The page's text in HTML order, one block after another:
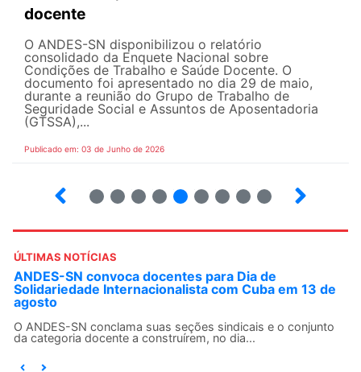
docente
O ANDES-SN disponibilizou o relatório
consolidado da Enquete Nacional sobre
Condições de Trabalho e Saúde Docente. O
documento foi apresentado no dia 29 de maio,
durante a reunião do Grupo de Trabalho de
Seguridade Social e Assuntos de Aposentadoria
(GTSSA),...
Publicado em: 03 de Junho de 2026
ÚLTIMAS NOTÍCIAS
ANDES-SN convoca docentes para Dia de
Solidariedade Internacionalista com Cuba em 13 de
agosto
O ANDES-SN conclama suas seções sindicais e o conjunto
da categoria docente a construírem, no dia...